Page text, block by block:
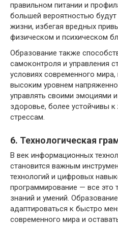
правильном питании и
большей вероятностью
жизни, избегая вредных
физическом и психическом
Образование также
самоконтроля и управления
условиях современного
высоким уровнем
управлять своими эмоциями
здоровье, более устойчивы
стрессам.
6. Технологическая
В век информационных
становится важным
технологий и цифровых
программирование — все это
знаний и умений.
адаптироваться к быстро
современного мира и